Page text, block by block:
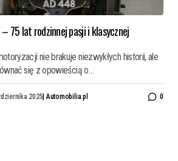
75 lat rodzinnej pasji i klasycznej
nie brakuje niezwykłych historii, ale
się z opowieścią o…
2025 Automobilia.pl 0